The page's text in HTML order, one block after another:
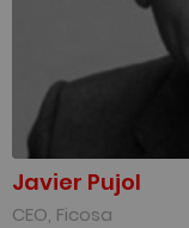
Javier Pujol
CEO, Ficosa